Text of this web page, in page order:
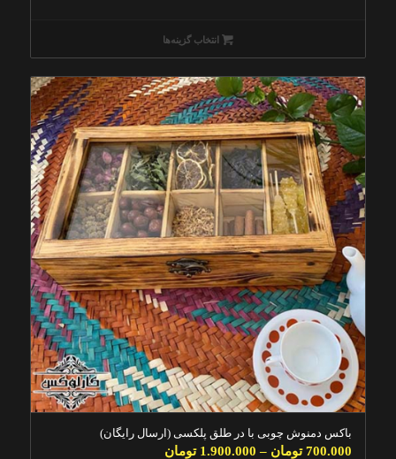
انتخاب گزینه‌ها
باکس دمنوش چوبی با در طلق پلکسی (ارسال رایگان)
700.000 تومان –
1.900.000 تومان